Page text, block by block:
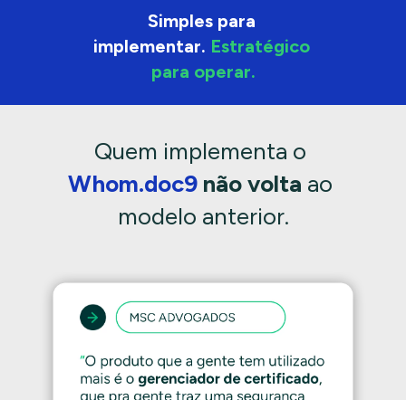
Simples para
implementar. Estratégico
para operar.
Whom.doc9 não volta ao
modelo anterior.